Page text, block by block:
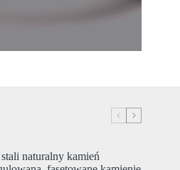
naturalny kamień